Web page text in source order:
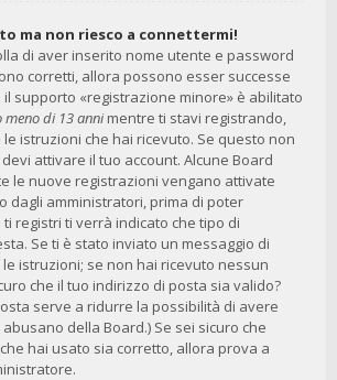
ma non riesco a connettermi!
di aver inserito nome utente e password
corretti, allora possono esser successe
il supporto «registrazione minore» è abilitato
meno di 13 annimentre ti stavi registrando,
istruzioni che hai ricevuto. Se questo non
attivare il tuo account. Alcune Board
le nuove registrazioni vengano attivate
dagli amministratori, prima di poter
registri ti verrà indicato che tipo di
Se ti è stato inviato un messaggio di
istruzioni; se non hai ricevuto nessun
che il tuo indirizzo di posta sia valido?
serve a ridurre la possibilità di avere
della Board.) Se sei sicuro che
hai usato sia corretto, allora prova a